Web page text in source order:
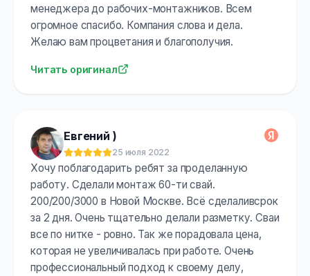
менеджера до рабочих-монтажников. Всем
огромное спасибо. Компания слова и дела.
Желаю вам процветания и благополучия.
Читать оригинал
Евгений )
Оценка:5из 525 июля 2022
Хочу поблагодарить ребят за проделанную
работу. Сделали монтаж 60-ти свай.
200/200/3000 в Новой Москве. Всё сделаливсрок
за 2 дня. Очень тщательно делали разметку. Сваи
все по нитке - ровно. Так же порадовала цена,
которая не увеличивалась при работе. Очень
профессиональный подход к своему делу,